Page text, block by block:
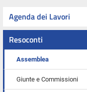
Agenda dei Lavori
Resoconti
Assemblea
Giunte e Commissioni